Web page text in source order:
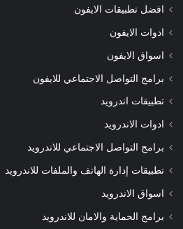
افضل تطبيقات الايفون
ادوات الايفون
اسواق الايفون
برامج التواصل الاجتماعي للايفون
تطبيقات اندرويد
ادوات الاندرويد
برامج التواصل الاجتماعي للاندرويد
تطبيقات إدارة الهاتف والملفات للاندرويد
اسواق الاندرويد
برامج الحماية والامان للاندرويد